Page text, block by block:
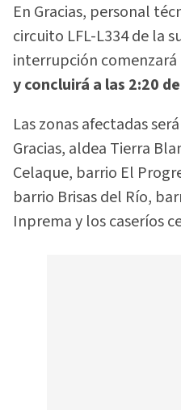
En Gracias, personal
circuito LFL-L334 de la
interrupción comenzará
y concluirá a las 2:20
Las zonas afectadas
Gracias, aldea Tierra
Celaque, barrio El
barrio Brisas del Río,
Inprema y los caseríos